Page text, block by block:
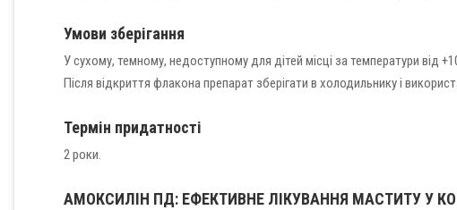
Умови зберігання
У сухому, темному, недоступному для дітей місці за температури від
Після відкриття флакона препарат зберігати в холодильнику і
Термін придатності
2 роки.
АМОКСИЛІН ПД: ЕФЕКТИВНЕ ЛІКУВАННЯ МАСТИТУ У